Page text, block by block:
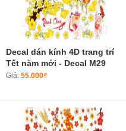
Decal dán kính 4D trang trí
Tết năm mới - Decal M29
Giá: 55.000₫